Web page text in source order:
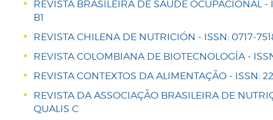
REVISTA BRASILEIRA DE SAÚDE OCUPACIONAL -
B1
REVISTA CHILENA DE NUTRICIÓN - ISSN: 0717-
REVISTA COLOMBIANA DE BIOTECNOLOGÍA -
REVISTA CONTEXTOS DA ALIMENTAÇÃO - ISSN:
REVISTA DA ASSOCIAÇÃO BRASILEIRA DE
QUALIS C